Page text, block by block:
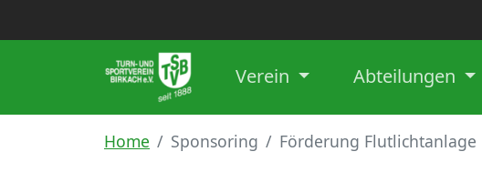
Verein Abteilungen
Home Sponsoring Förderung Flutlichtanlage